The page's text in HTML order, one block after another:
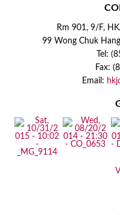
Rm 901, 9/F,
99 Wong Chuk
Tel:
Fax:
Email: